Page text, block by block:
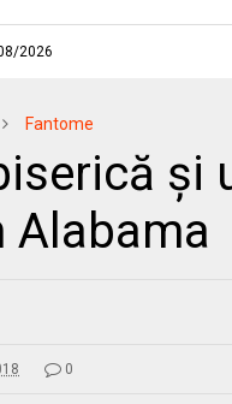
2026
Fantome
şi
Alabama
0